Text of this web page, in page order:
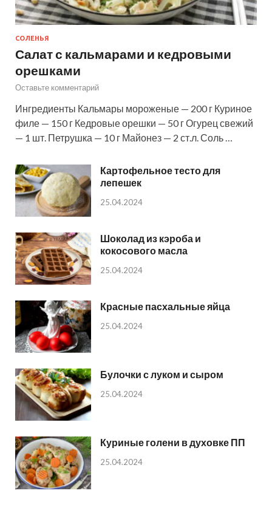
СОЛЕНЬЯ
Салат с кальмарами и кедровыми
орешками
Оставьте комментарий
Ингредиенты Кальмары мороженые — 200 г Куриное
филе — 150 г Кедровые орешки — 50 г Огурец свежий
— 1 шт. Петрушка — 10 г Майонез — 2 ст.л. Соль …
Картофельное тесто для
лепешек
25.04.2024
Шоколад из кэроба и
кокосового масла
25.04.2024
Красные пасхальные яйца
25.04.2024
Булочки с луком и сыром
25.04.2024
Куриные голени в духовке ПП
25.04.2024